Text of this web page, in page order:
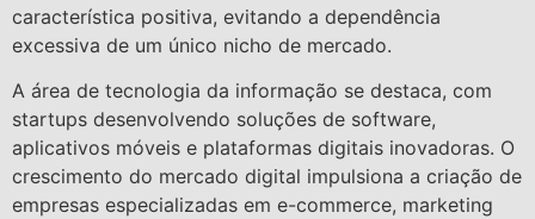
característica positiva, evitando a dependência
excessiva de um único nicho de mercado.
A área de tecnologia da informação se destaca, com
startups desenvolvendo soluções de software,
aplicativos móveis e plataformas digitais inovadoras. O
crescimento do mercado digital impulsiona a criação de
empresas especializadas em e-commerce, marketing